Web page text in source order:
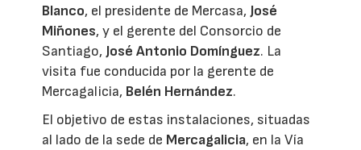
Blanco, el presidente de Mercasa, José
Miñones, y el gerente del Consorcio de
Santiago, José Antonio Domínguez. La
visita fue conducida por la gerente de
Mercagalicia, Belén Hernández.
El objetivo de estas instalaciones, situadas
al lado de la sede de Mercagalicia, en la Vía